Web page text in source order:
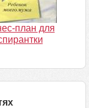
план для